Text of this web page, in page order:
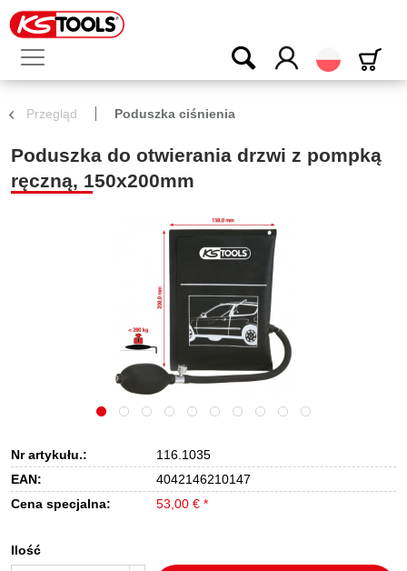
Polski
Przegląd Poduszka ciśnienia
Poduszka do otwierania drzwi z pompką
ręczną, 150x200mm
Nr artykułu.:
116.1035
EAN:
4042146210147
Cena specjalna:
53,00 € *
Ilość